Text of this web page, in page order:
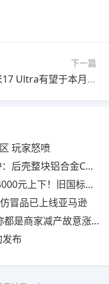
下一篇
小米17 Ultra有望于本月发布，并配备升级版徕卡镜头。预计会在12月中下旬出货
玩家怒喷
CNC打造 主板集成度超高
停止上牌，已买上牌不会强制淘汰。
冒品已上线亚马逊
减产故意涨价 真相扎心了
布